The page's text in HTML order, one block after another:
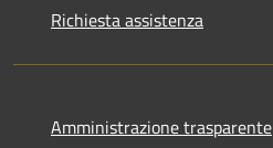
Richiesta assistenza
Amministrazione trasparente